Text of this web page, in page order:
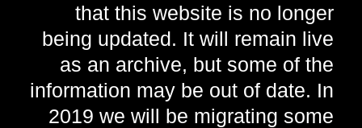
that this website is no longer
being updated. It will remain live
as an archive, but some of the
information may be out of date. In
2019 we will be migrating some